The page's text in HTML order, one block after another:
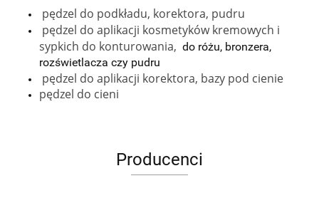
pędzel do podkładu, korektora, pudru
pędzel do aplikacji kosmetyków kremowych i
sypkich do konturowania, do różu, bronzera,
rozświetlacza czy pudru
pędzel do aplikacji korektora, bazy pod cienie
pędzel do cieni
Producenci